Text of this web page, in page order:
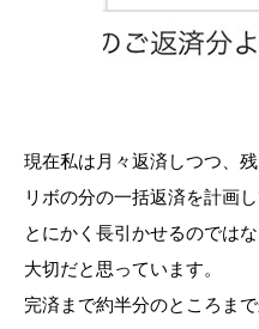
現在私は月々返済しつつ、
リボの分の一括返済を計画
とにかく長引かせるのでは
大切だと思っています。
完済まで約半分のところま